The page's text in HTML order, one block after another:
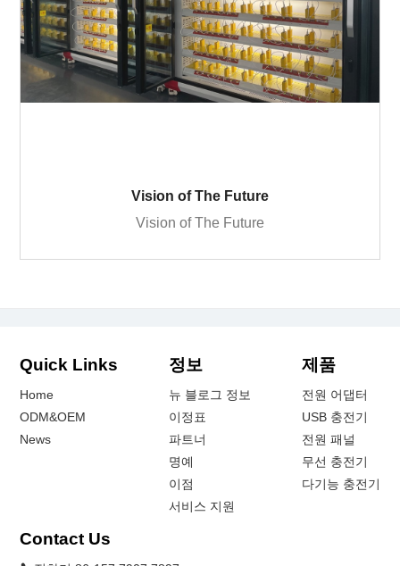
Vision of The Future
Vision of The Future
Quick Links
Home
ODM&OEM
News
정보
뉴 블로그 정보
이정표
파트너
명예
이점
서비스 지원
제품
전원 어댑터
USB 충전기
전원 패널
무선 충전기
다기능 충전기
Contact Us